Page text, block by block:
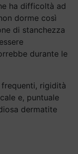
ha difficoltà ad
dorme così
di stanchezza
durante le
rigidità
e, puntuale
dermatite